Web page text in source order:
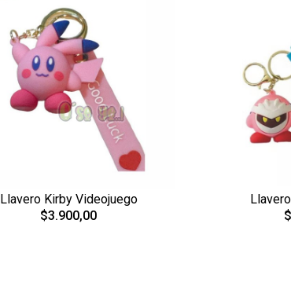
Llavero Kirby Videojuego
$3.900,00